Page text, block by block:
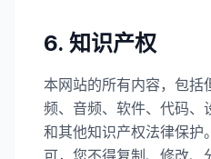
6. 知识产权
本网站的所有内容，包括
频、音频、软件、代码、
和其他知识产权法律保护
可，您不得复制、修改、